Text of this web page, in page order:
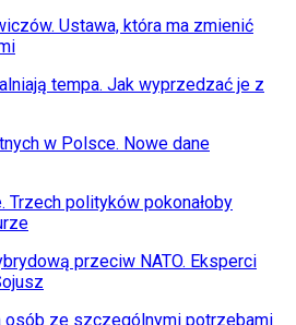
Ustawa, która ma zmienić
tempa. Jak wyprzedzać je z
w Polsce. Nowe dane
Trzech polityków pokonałoby
przeciw NATO. Eksperci
osób ze szczególnymi potrzebami